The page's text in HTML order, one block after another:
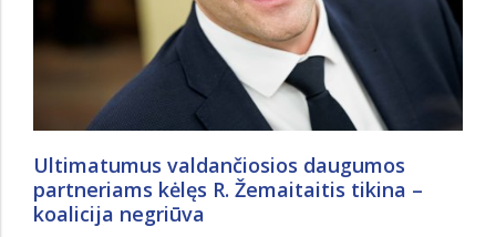
Ultimatumus valdančiosios daugumos
partneriams kėlęs R. Žemaitaitis tikina –
koalicija negriūva